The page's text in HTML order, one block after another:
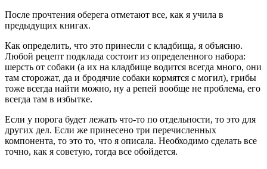
После прочтения оберега отметают все, как я учила в
предыдущих книгах.
Как определить, что это принесли с кладбища, я объясню.
Любой рецепт подклада состоит из определенного набора:
шерсть от собаки (а их на кладбище водится всегда много, они
там сторожат, да и бродячие собаки кормятся с могил), грибы
тоже всегда найти можно, ну а репей вообще не проблема, его
всегда там в избытке.
Если у порога будет лежать что-то по отдельности, то это для
других дел. Если же принесено три перечисленных
компонента, то это то, что я описала. Необходимо сделать все
точно, как я советую, тогда все обойдется.